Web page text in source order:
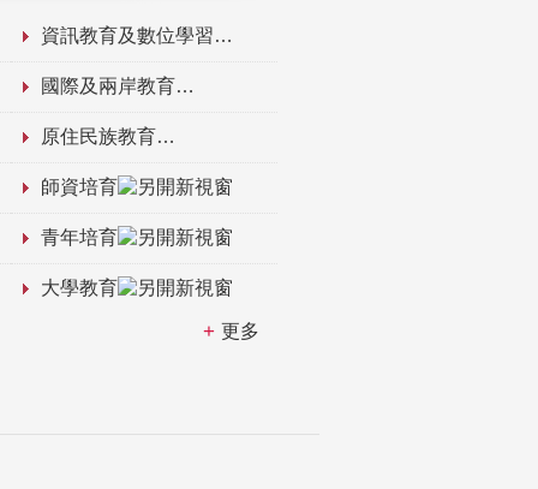
資訊教育及數位學習
國際及兩岸教育
原住民族教育
師資培育
青年培育
大學教育
更多